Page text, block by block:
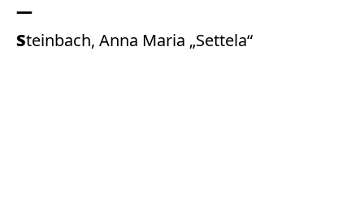
Steinbach, Anna Maria „Settela“